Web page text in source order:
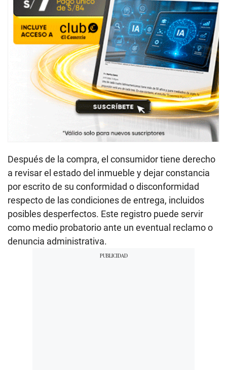
Después de la compra, el consumidor tiene derecho
a revisar el estado del inmueble y dejar constancia
por escrito de su conformidad o disconformidad
respecto de las condiciones de entrega, incluidos
posibles desperfectos. Este registro puede servir
como medio probatorio ante un eventual reclamo o
denuncia administrativa.